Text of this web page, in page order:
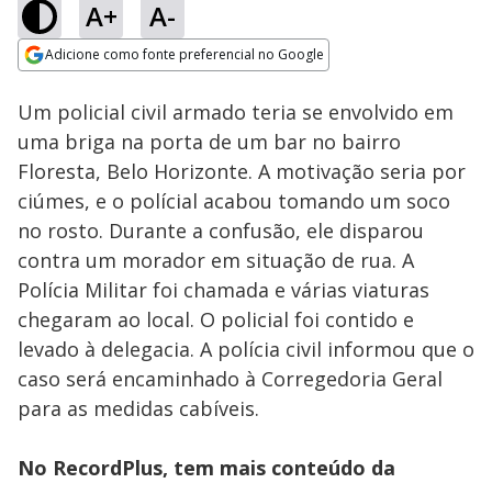
A+ A-
Adicione como fonte preferencial no Google
Ativar
Loaded
22.06%
Um policial civil armado teria se envolvido em
uma briga na porta de um bar no bairro
Floresta, Belo Horizonte. A motivação seria por
ciúmes, e o polícial acabou tomando um soco
no rosto. Durante a confusão, ele disparou
contra um morador em situação de rua. A
Polícia Militar foi chamada e várias viaturas
chegaram ao local. O policial foi contido e
levado à delegacia. A polícia civil informou que o
caso será encaminhado à Corregedoria Geral
para as medidas cabíveis.
No RecordPlus, tem mais conteúdo da